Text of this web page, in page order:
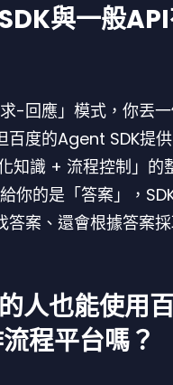
與一般
-回應」模式，你丟
百度的Agent SDK提
知識 + 流程控制」的
你的是「答案」，
答案、還會根據答案
人也能使用
程平台嗎？